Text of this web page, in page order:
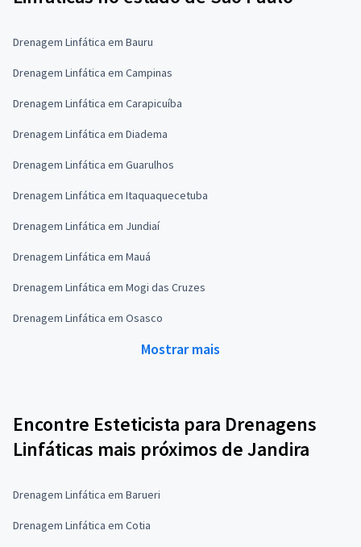
Drenagem Linfática em Bauru
Drenagem Linfática em Campinas
Drenagem Linfática em Carapicuíba
Drenagem Linfática em Diadema
Drenagem Linfática em Guarulhos
Drenagem Linfática em Itaquaquecetuba
Drenagem Linfática em Jundiaí
Drenagem Linfática em Mauá
Drenagem Linfática em Mogi das Cruzes
Drenagem Linfática em Osasco
Mostrar mais
Encontre Esteticista para Drenagens
Linfáticas mais próximos de Jandira
Drenagem Linfática em Barueri
Drenagem Linfática em Cotia